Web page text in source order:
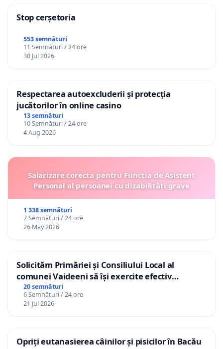
Stop cerșetoria
553 semnături
11 Semnături / 24 ore
30 Jul 2026
Respectarea autoexcluderii și protecția
jucătorilor în online casino
13 semnături
10 Semnături / 24 ore
4 Aug 2026
Salarizare corecta pentru Funcția de Asistent
Personal al persoanei cu dizabilități grave
1 338 semnături
7 Semnături / 24 ore
26 May 2026
Solicităm Primăriei și Consiliului Local al
comunei Vaideeni să își exercite efectiv
atribuțiile legale și să reprezinte interesele
cetățenilor în raport cu APAVIL S.A, operatorul
serviciului de apă!
20 semnături
6 Semnături / 24 ore
21 Jul 2026
Opriți eutanasierea câinilor și pisicilor în Bacău